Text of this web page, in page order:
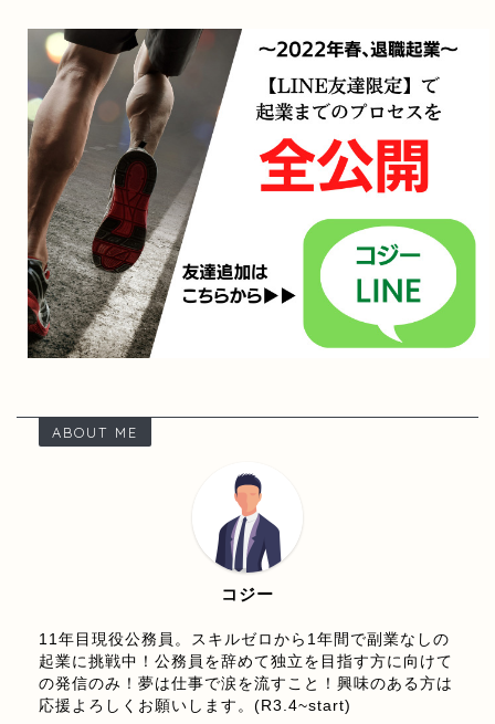
ABOUT ME
コジー
11年目現役公務員。スキルゼロから1年間で副業なしの
起業に挑戦中！公務員を辞めて独立を目指す方に向けて
の発信のみ！夢は仕事で涙を流すこと！興味のある方は
応援よろしくお願いします。(R3.4~start)